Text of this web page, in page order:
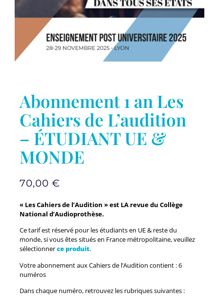
Abonnement 1 an Les
Cahiers de L’audition
– ÉTUDIANT UE &
MONDE
70,00 €
« Les Cahiers de l’Audition » est LA revue du Collège
National d’Audioprothèse.
Ce tarif est réservé pour les étudiants en UE & reste du
monde, si vous êtes situés en France métropolitaine, veuillez
sélectionnerce produit.
Votre abonnement aux Cahiers de l’Audition contient : 6
numéros
Dans chaque numéro, retrouvez les rubriques suivantes :